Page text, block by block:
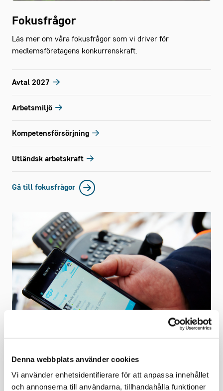
Denna webbplats använder cookies
Vi använder enhetsidentifierare för att anpassa innehållet
och annonserna till användarna, tillhandahålla funktioner
Fokusfrågor
Läs mer om våra fokusfrågor som vi driver för
medlemsföretagens konkurrenskraft.
Avtal 2027
Arbetsmiljö
Kompetensförsörjning
Utländsk arbetskraft
Gå till fokusfrågor
Senaste nytt